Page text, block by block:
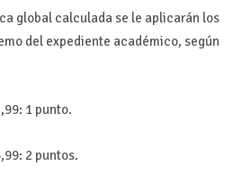
global calculada se le aplicarán los
del expediente académico, según
1 punto.
2 puntos.